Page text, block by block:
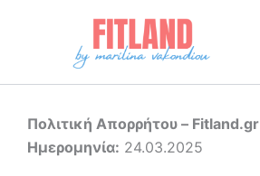
περιεχόμενο
Πολιτική Απορρήτου – Fitland.gr
Ημερομηνία: 24.03.2025